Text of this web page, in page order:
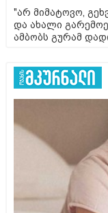
"არ მიმატოვო,
და ახალი
ამბობს გურამ